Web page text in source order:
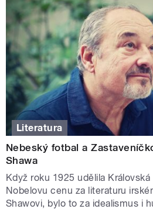
Literatura
Nebeský fotbal a
Shawa
Když roku 1925 udělila
Nobelovu cenu za literaturu
Shawovi, bylo to za idealismus i